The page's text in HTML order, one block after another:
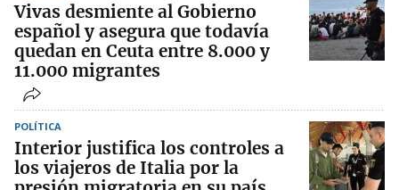
Vivas desmiente al Gobierno
español y asegura que todavía
quedan en Ceuta entre 8.000 y
11.000 migrantes
POLÍTICA
Interior justifica los controles a
los viajeros de Italia por la